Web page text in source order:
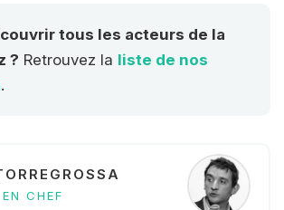
tous les acteurs de la
? Retrouvez la liste de nos
.
CHEF